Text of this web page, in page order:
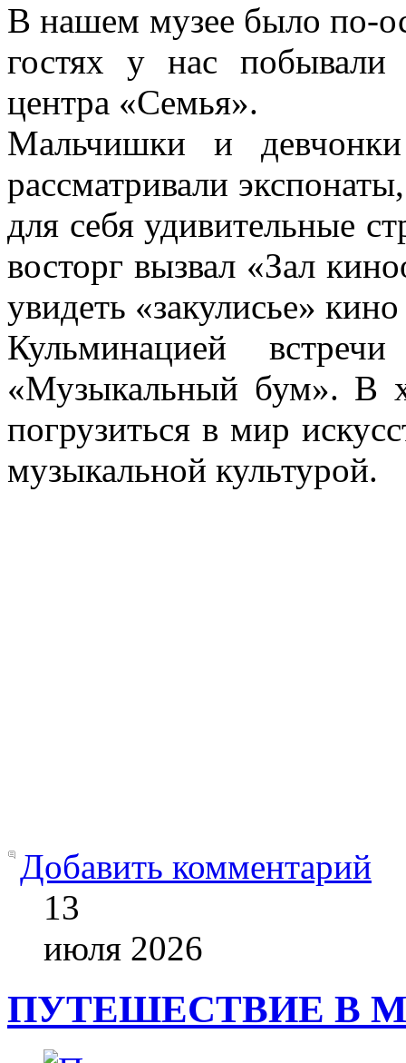
В нашем музее было по-
гостях у нас побывали
центра «Семья».
Мальчишки и
рассматривали
для себя удивительные
восторг вызвал «Зал
увидеть «закулисье»
Кульминацией
«Музыкальный бум». В
погрузиться в мир
музыкальной культурой.
Добавить комментарий
13
июля 2026
ПУТЕШЕСТВИЕ В